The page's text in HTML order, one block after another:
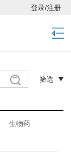
登录/注册
筛选
生物药